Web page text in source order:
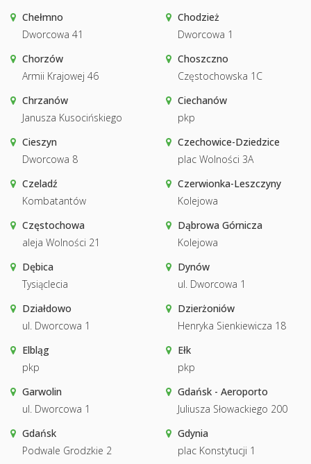
Chełmno
Dworcowa 41
Chodzież
Dworcowa 1
Chorzów
Armii Krajowej 46
Choszczno
Częstochowska 1C
Chrzanów
Janusza Kusocińskiego
Ciechanów
pkp
Cieszyn
Dworcowa 8
Czechowice-Dziedzice
plac Wolności 3A
Czeladź
Kombatantów
Czerwionka-Leszczyny
Kolejowa
Częstochowa
aleja Wolności 21
Dąbrowa Górnicza
Kolejowa
Dębica
Tysiąclecia
Dynów
ul. Dworcowa 1
Działdowo
ul. Dworcowa 1
Dzierżoniów
Henryka Sienkiewicza 18
Elbląg
pkp
Ełk
pkp
Garwolin
ul. Dworcowa 1
Gdańsk - Aeroporto
Juliusza Słowackiego 200
Gdańsk
Podwale Grodzkie 2
Gdynia
plac Konstytucji 1